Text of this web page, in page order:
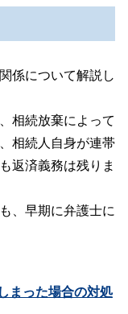
係について解説し
相続放棄によって
相続人自身が連帯
返済義務は残りま
、早期に弁護士に
まった場合の対処